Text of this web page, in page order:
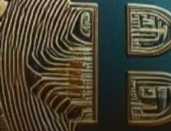
d’investissements,